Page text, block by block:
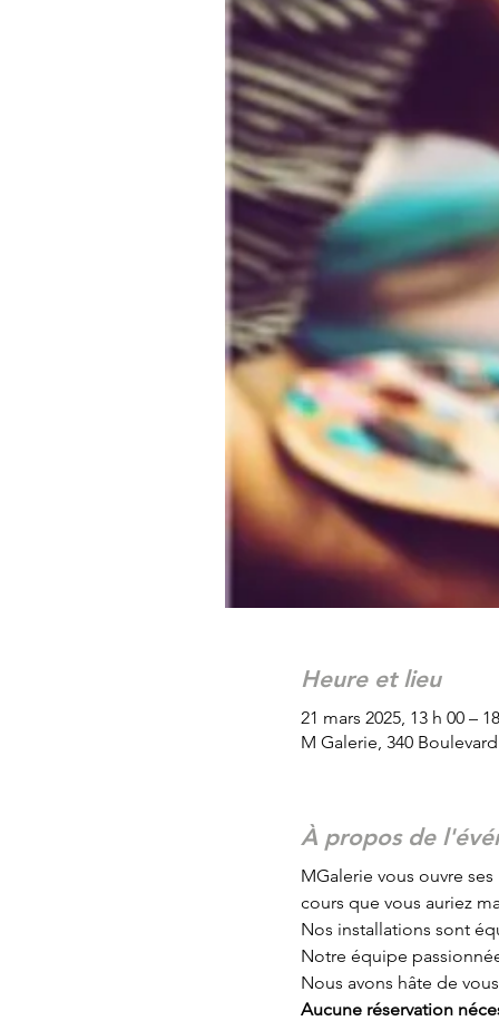
Heure et lieu
21 mars 2025, 13 h 00 –
M Galerie, 340
À propos de
MGalerie vous ouvre
cours que vous auriez
Nos installations sont
Notre équipe
Nous avons hâte de
Aucune réservation